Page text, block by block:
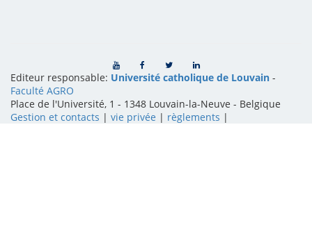
Editeur responsable: Université catholique de Louvain -
Faculté AGRO
Place de l'Université, 1 - 1348 Louvain-la-Neuve - Belgique
Gestion et contacts | vie privée | règlements |